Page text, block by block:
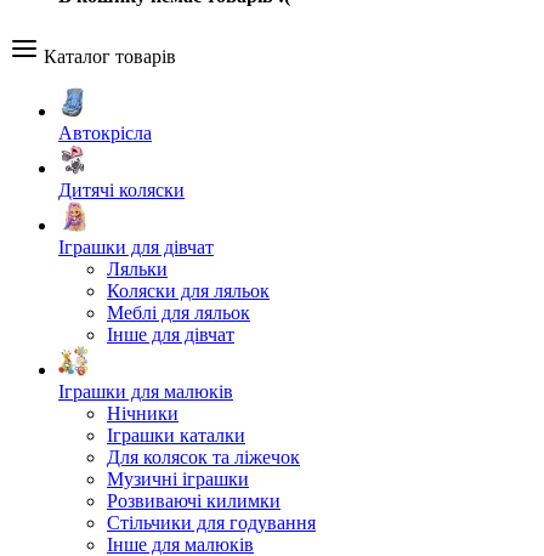
Каталог товарів
Автокрісла
Дитячі коляски
Іграшки для дівчат
Ляльки
Коляски для ляльок
Меблі для ляльок
Інше для дівчат
Іграшки для малюків
Нічники
Іграшки каталки
Для колясок та ліжечок
Музичні іграшки
Розвиваючі килимки
Стільчики для годування
Інше для малюків